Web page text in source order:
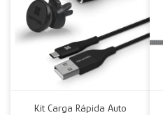
Kit Carga Rápida Auto